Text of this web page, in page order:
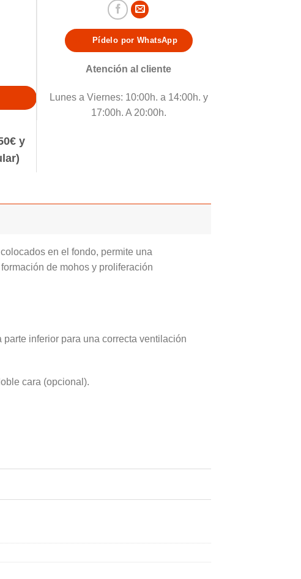
cantidad
y
Pídelo por WhatsApp
Atención al cliente
Lunes a Viernes: 10:00h. a 14:00h. y
17:00h. A 20:00h.
en el fondo, permite una
de mohos y proliferación
inferior para una correcta ventilación
cara (opcional).